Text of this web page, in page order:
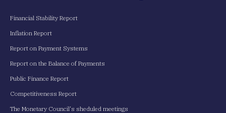
Financial Stability Report
Inflation Report
Report on Payment Systems
Report on the Balance of Payments
Public Finance Report
Competitiveness Report
The Monetary Council's sheduled meetings